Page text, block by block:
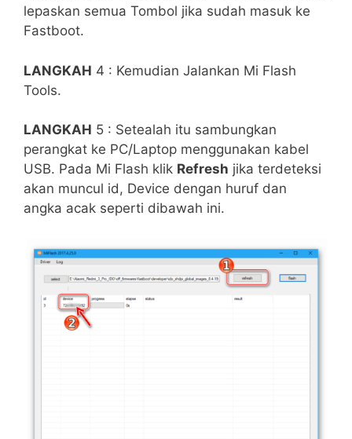
lepaskan semua Tombol jika sudah masuk ke
Fastboot.
LANGKAH 4 : Kemudian Jalankan Mi Flash
Tools.
LANGKAH 5 : Setealah itu sambungkan
perangkat ke PC/Laptop menggunakan kabel
USB. Pada Mi Flash klik Refresh jika terdeteksi
akan muncul id, Device dengan huruf dan
angka acak seperti dibawah ini.